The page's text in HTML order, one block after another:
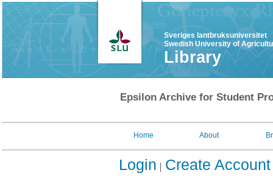
Sveriges lantbruksuniversitet
Swedish University of
Library
Epsilon Archive for Student
Home About
Login Create Account